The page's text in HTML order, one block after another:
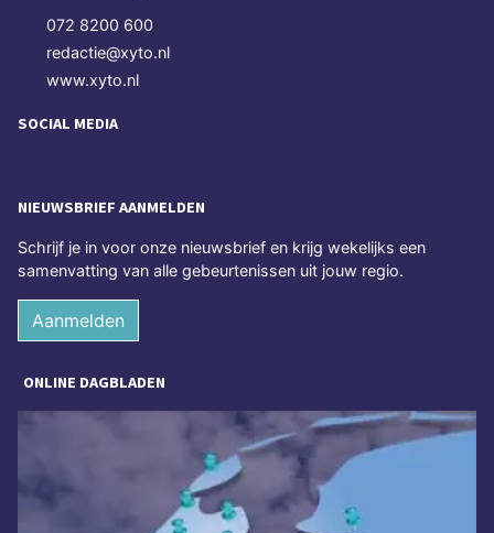
072 8200 600
redactie@xyto.nl
www.xyto.nl
SOCIAL MEDIA
NIEUWSBRIEF AANMELDEN
Schrijf je in voor onze nieuwsbrief en krijg wekelijks een
samenvatting van alle gebeurtenissen uit jouw regio.
Aanmelden
ONLINE DAGBLADEN